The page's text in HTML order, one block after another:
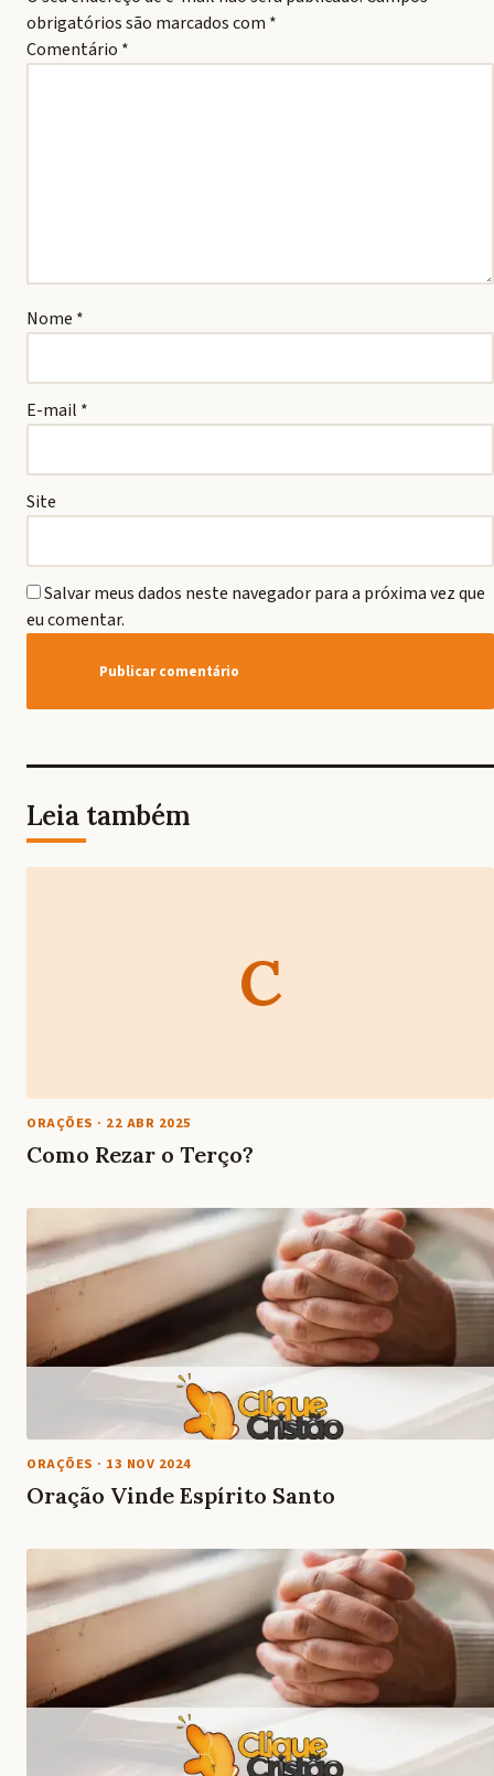
obrigatórios são marcados com *
Comentário *
Nome *
E-mail *
Site
Salvar meus dados neste navegador para a próxima vez que
eu comentar.
Leia também
C
ORAÇÕES · 22 ABR 2025
Como Rezar o Terço?
ORAÇÕES · 13 NOV 2024
Oração Vinde Espírito Santo